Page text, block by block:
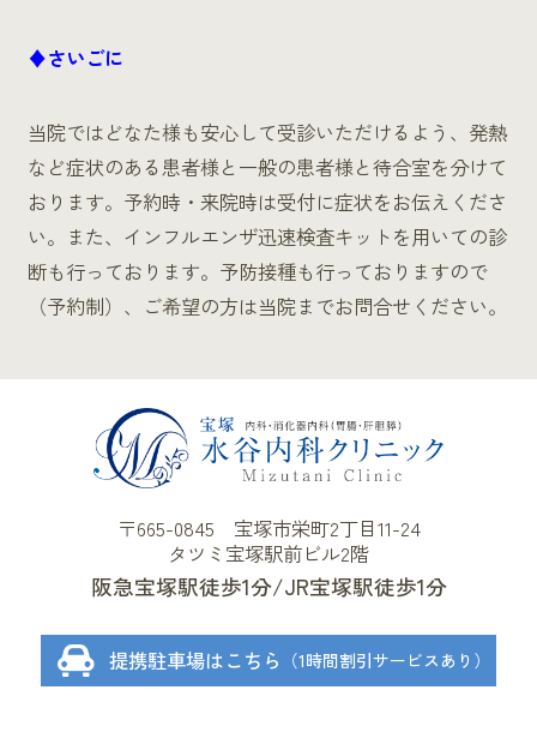
♦さいごに
当院ではどなた様も安心して受診いただけるよう、発熱
など症状のある患者様と一般の患者様と待合室を分けて
おります。予約時・来院時は受付に症状をお伝えくださ
い。また、インフルエンザ迅速検査キットを用いての診
断も行っております。予防接種も行っておりますので
（予約制）、ご希望の方は当院までお問合せください。
〒665-0845 宝塚市栄町2丁目11-24
タツミ宝塚駅前ビル2階
阪急宝塚駅徒歩1分 JR宝塚駅徒歩1分
提携駐車場はこちら （1時間割引サービスあり）